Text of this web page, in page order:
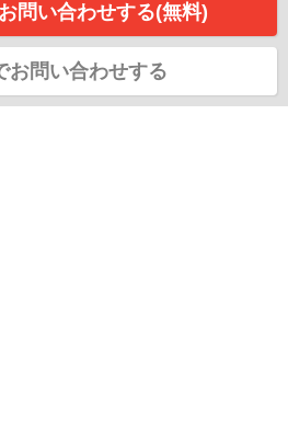
問い合わせする(無料)
お問い合わせする